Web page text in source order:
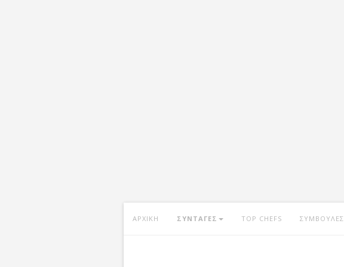
ΑΡΧΙΚΗ ΣΥΝΤΑΓΕΣ TOP CHEFS ΣΥΜΒΟΥΛΕΣ